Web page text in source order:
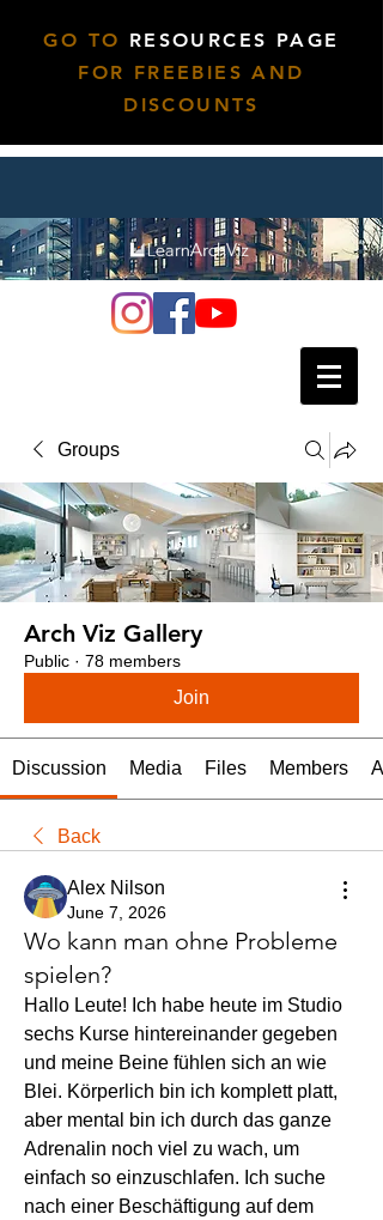
GO TO RESOURCES PAGE
FOR FREEBIES AND
DISCOUNTS
Groups
Arch Viz Gallery
Public · 78 members
Join
Discussion Media Files Members
Back
Alex Nilson
June 7, 2026
Wo kann man ohne Probleme
spielen?
Hallo Leute! Ich habe heute im Studio
sechs Kurse hintereinander gegeben
und meine Beine fühlen sich an wie
Blei. Körperlich bin ich komplett platt,
aber mental bin ich durch das ganze
Adrenalin noch viel zu wach, um
einfach so einzuschlafen. Ich suche
nach einer Beschäftigung auf dem